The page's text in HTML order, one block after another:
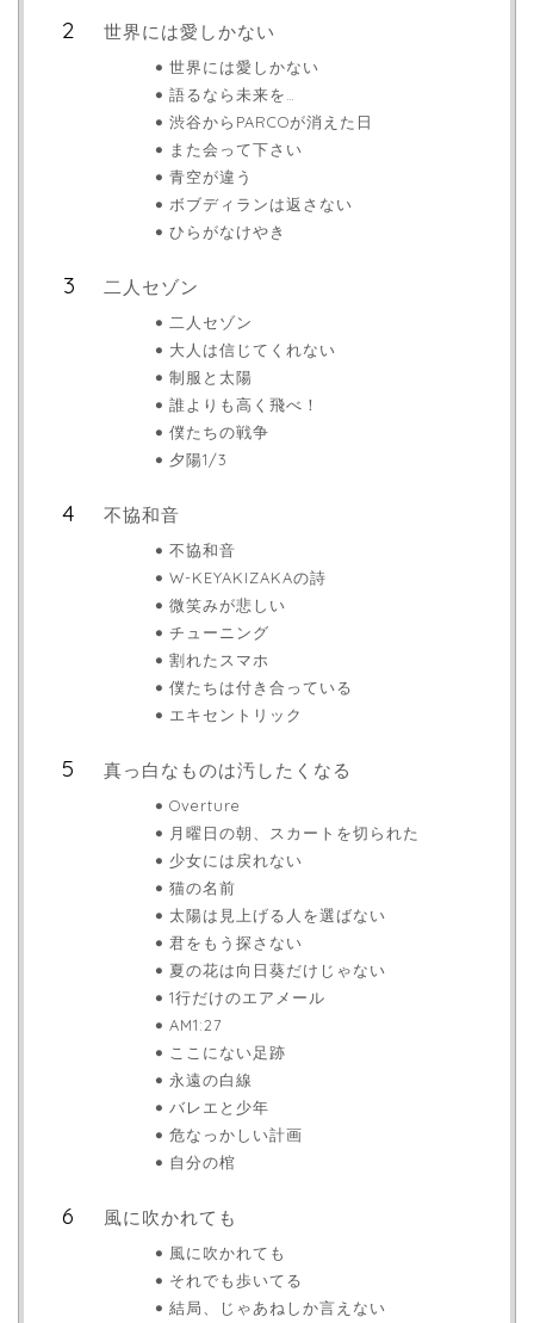
世界には愛しかない
世界には愛しかない
語るなら未来を…
渋谷からPARCOが消えた日
また会って下さい
青空が違う
ボブディランは返さない
ひらがなけやき
二人セゾン
二人セゾン
大人は信じてくれない
制服と太陽
誰よりも高く飛べ！
僕たちの戦争
夕陽1/3
不協和音
不協和音
W-KEYAKIZAKAの詩
微笑みが悲しい
チューニング
割れたスマホ
僕たちは付き合っている
エキセントリック
真っ白なものは汚したくなる
Overture
月曜日の朝、スカートを切られた
少女には戻れない
猫の名前
太陽は見上げる人を選ばない
君をもう探さない
夏の花は向日葵だけじゃない
1行だけのエアメール
AM1:27
ここにない足跡
永遠の白線
バレエと少年
危なっかしい計画
自分の棺
風に吹かれても
風に吹かれても
それでも歩いてる
結局、じゃあねしか言えない